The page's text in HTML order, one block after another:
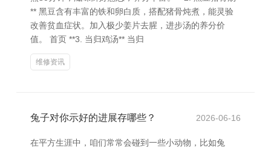
** 黑豆含有丰富的铁和卵白质，搭配猪骨炖煮，能灵验
改善贫血症状。加入极少姜片去腥，进步汤的养分价
值。 首页 **3. 当归鸡汤** 当归
维修资讯
兔子对你示好的进展存哪些？ 2026-06-16
在平方生涯中，咱们常常会碰到一些小动物，比如兔